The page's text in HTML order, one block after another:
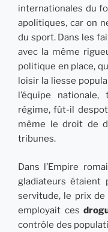
internationales du
apolitiques, car on
du sport. Dans les
avec la même
politique en place,
loisir la liesse
l’équipe
régime, fût-il
même le droit de
tribunes.
Dans l’Empire
gladiateurs étaient
servitude, le prix
employait ces
contrôle des